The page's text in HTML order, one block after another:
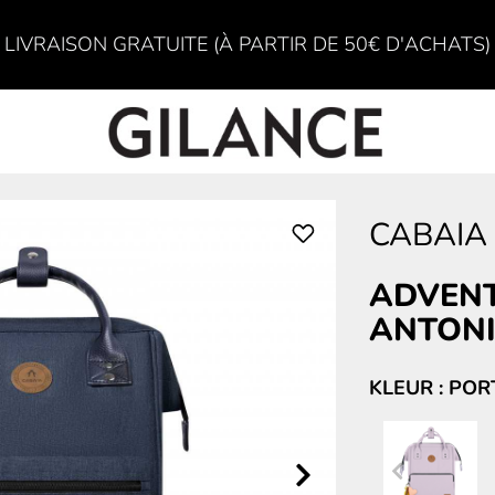
LIVRAISON GRATUITE (À PARTIR DE 50€ D'ACHATS)
CABAIA
KLEUR :